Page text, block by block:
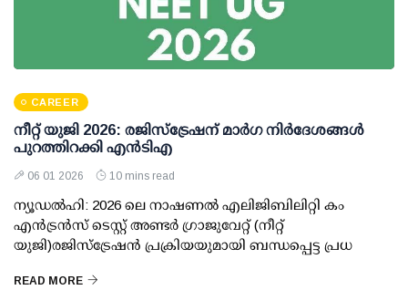
CAREER
നീറ്റ് യുജി 2026: രജിസ്‌ട്രേഷന് മാര്‍ഗ നിര്‍ദേശങ്ങള്‍
പുറത്തിറക്കി എന്‍ടിഎ
06 01 2026 10 mins read
ന്യൂഡല്‍ഹി: 2026 ലെ നാഷണല്‍ എലിജിബിലിറ്റി കം
എന്‍ട്രന്‍സ് ടെസ്റ്റ് അണ്ടര്‍ ഗ്രാജുവേറ്റ് (നീറ്റ്
യുജി)രജിസ്‌ട്രേഷന്‍ പ്രക്രിയയുമായി ബന്ധപ്പെട്ട പ്രധ
READ MORE